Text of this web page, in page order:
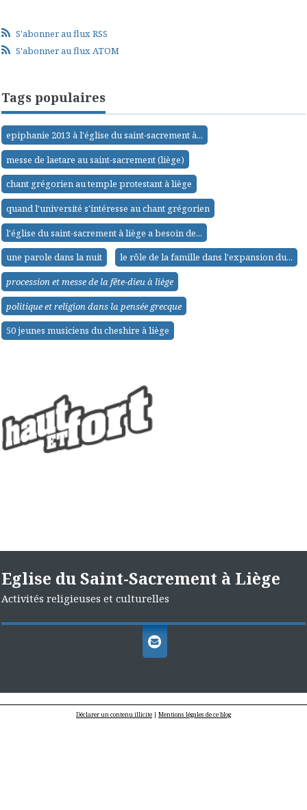
S'abonner au flux RSS
S'abonner au flux ATOM
Tags populaires
epiphanie 2013 à l'église du saint-sacrement à...
messe de laetare au saint-sacrement (liège)
chant grégorien au temple protestant à liège
quand l'université s'intéresse au chant grégorien
l'église du saint-sacrement à liège a besoin de...
une parole dans la nuit
le rôle de la famille dans l'expansion du...
procession et messe de la fête-dieu à liège
politique et religion dans la pensée grecque
50 jeunes musiciens du cheshire à liège
Eglise du Saint-Sacrement à Liège
Activités religieuses et culturelles
Déclarer un contenu illicite | Mentions légales de ce blog